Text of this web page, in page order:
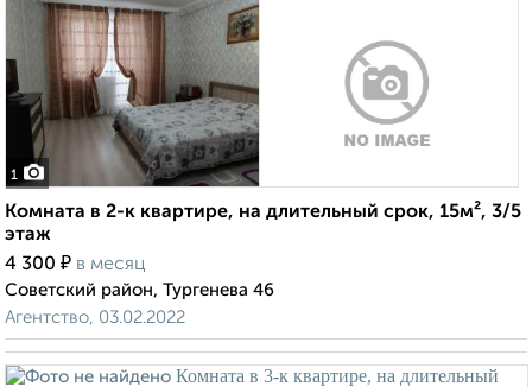
1
Комната в 2-к квартире, на длительный срок, 15м², 3/5
этаж
4 300 ₽ в месяц
Советский район, Тургенева 46
Агентство, 03.02.2022